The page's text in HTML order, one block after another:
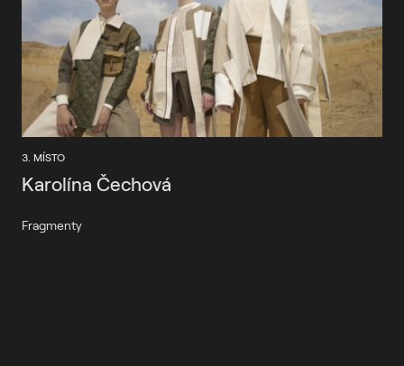
3. MÍSTO
Karolína Čechová
Fragmenty